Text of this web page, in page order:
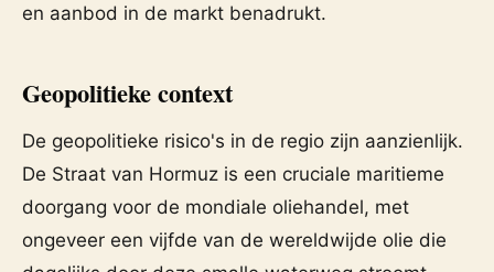
en aanbod in de markt benadrukt.
Geopolitieke context
De geopolitieke risico's in de regio zijn aanzienlijk.
De Straat van Hormuz is een cruciale maritieme
doorgang voor de mondiale oliehandel, met
ongeveer een vijfde van de wereldwijde olie die